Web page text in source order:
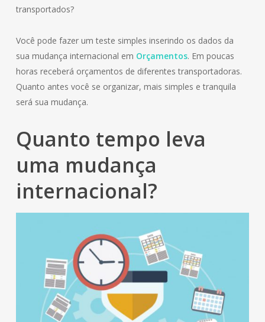
transportados?
Você pode fazer um teste simples inserindo os dados da
sua mudança internacional em Orçamentos. Em poucas
horas receberá orçamentos de diferentes transportadoras.
Quanto antes você se organizar, mais simples e tranquila
será sua mudança.
Quanto tempo leva
uma mudança
internacional?